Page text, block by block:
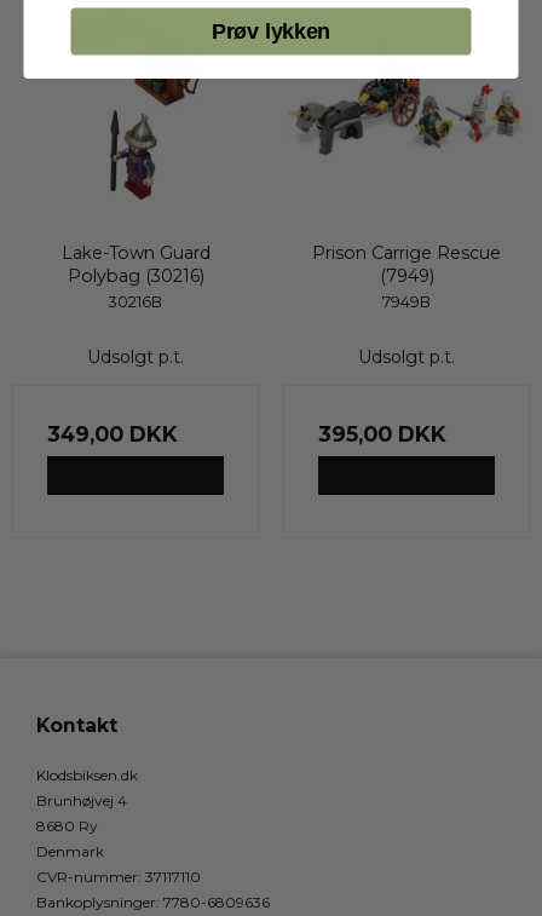
Udsolgt
Lake-Town Guard
Polybag (30216)
30216B
Udsolgt p.t.
349,00 DKK
Udsolgt
Prison Carrige Rescue
(7949)
7949B
Udsolgt p.t.
395,00 DKK
Kontakt
Klodsbiksen.dk
Brunhøjvej 4
8680 Ry
Denmark
CVR-nummer: 37117110
Bankoplysninger: 7780-6809636
Prøv lykken